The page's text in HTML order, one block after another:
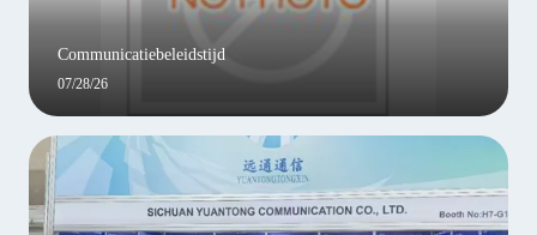
Communicatiebeleidstijd
07/28/26